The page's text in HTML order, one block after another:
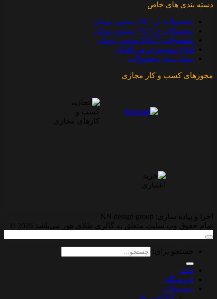
دسته بندی های خاص
محصولات از 1 تا 3 میلیون تومان
محصولات از 3 تا 7 میلیون تومان
محصولات 7 تا 10 میلیون تومان
انواع دستبند چرمی آقایان
بسته بندی محصولات
مجوزهای کسب و کار مجازی
اجرا و پیاده سازی: NN design group
تمام حقوق وب سایت متعلق به گالری طلای هور می‌باشد 2026 ©
جستجو برای:
خانه
فروشگاه
محصولات